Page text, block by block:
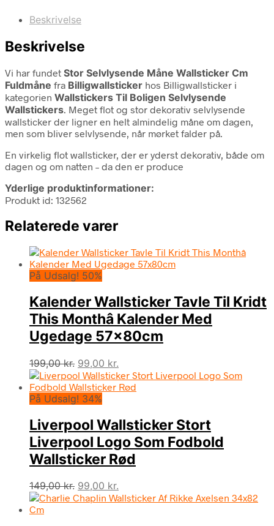
Beskrivelse
Beskrivelse
Vi har fundet Stor Selvlysende Måne Wallsticker Cm
Fuldmåne fra Billigwallsticker hos Billigwallsticker i
kategorien Wallstickers Til Boligen Selvlysende
Wallstickers. Meget flot og stor dekorativ selvlysende
wallsticker der ligner en helt almindelig måne om dagen,
men som bliver selvlysende, når mørket falder på.
En virkelig flot wallsticker, der er yderst dekorativ, både om
dagen og om natten – da den er produce
Yderlige produktinformationer:
Produkt id: 132562
Relaterede varer
På Udsalg! 50%
Kalender Wallsticker Tavle Til Kridt
This Monthâ Kalender Med
Ugedage 57x80cm
199,00kr. Den
oprindelige
pris
var:
99,00 kr.
aktuelle
pris
På Udsalg! 34%
Liverpool Wallsticker Stort
Liverpool Logo Som Fodbold
Wallsticker Rød
149,00kr. Den
oprindelige
99,00 kr.
aktuelle